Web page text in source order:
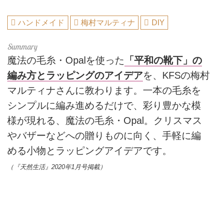
ハンドメイド 梅村マルティナ DIY
魔法の毛糸・Opalを使った 「平和の靴下」の
編み方とラッピングのアイデアを、KFSの梅村
マルティナさんに教わります。一本の毛糸を
シンプルに編み進めるだけで、彩り豊かな模
様が現れる、魔法の毛糸・Opal。クリスマス
やバザーなどへの贈りものに向く、手軽に編
める小物とラッピングアイデアです。
（『天然生活』2020年1月号掲載）